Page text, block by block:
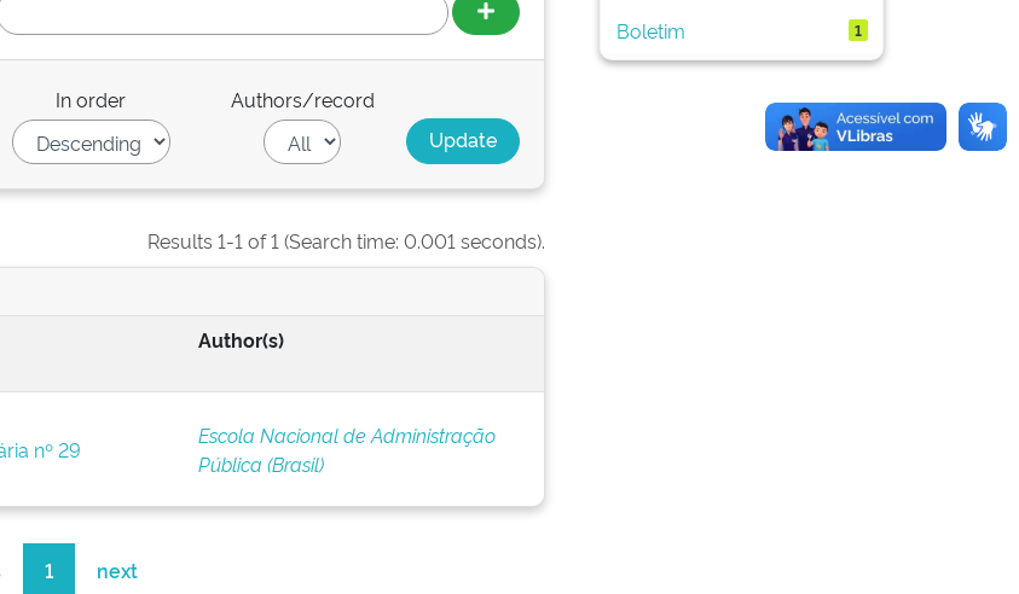
In order Authors/record
Results 1-1 of 1 (Search time: 0.001 seconds).
Author(s)
nº 29
Escola Nacional de Administração
Pública (Brasil)
1 next
Boletim 1